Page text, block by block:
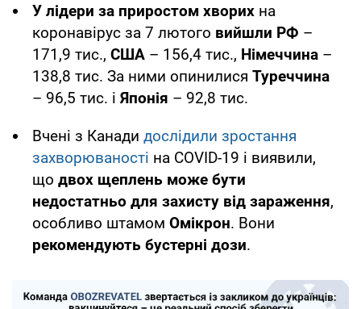
У лідери за приростом хворих на
коронавірус за 7 лютого вийшли РФ –
171,9 тис., США – 156,4 тис., Німеччина –
138,8 тис. За ними опинилися Туреччина
– 96,5 тис. і Японія – 92,8 тис.
Вчені з Канади дослідили зростання
захворюваності на COVID-19 і виявили,
що двох щеплень може бути
недостатньо для захисту від зараження,
особливо штамом Омікрон. Вони
рекомендують бустерні дози.